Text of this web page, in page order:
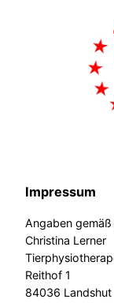
Impressum
Angaben
Christina Lerner
Reithof 1
84036 Landshut